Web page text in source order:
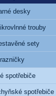
desky
trouby
sety
spotřebiče
spotřebiče